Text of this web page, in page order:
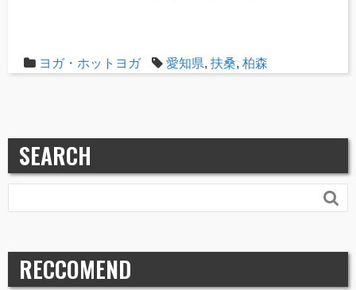
ヨガ・ホットヨガ 愛知県, 扶桑, 柏森
SEARCH

RECCOMEND